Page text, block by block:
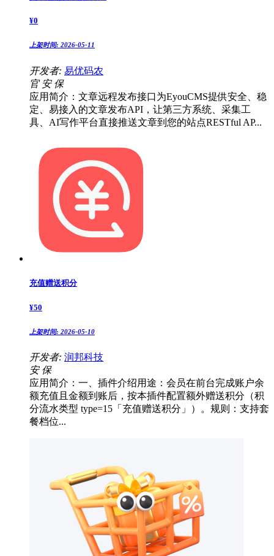
¥0
上架时间: 2026-05-11
开发者: 易优码农
官 安 保
应用简介：文章远程发布接口为EyouCMS提供安全、稳
定、易接入的文章发布API，让第三方系统、采集工
具、AI写作平台直接推送文章到您的站点RESTful AP...
充值赠送积分
¥50
上架时间: 2026-05-10
开发者: 润邦科技
安 保
应用简介：一、插件介绍用途：会员在前台完成账户余
额充值且金额到账后，按本插件配置额外赠送积分（积
分流水类型 type=15「充值赠送积分」）。规则：支持套
餐档位...